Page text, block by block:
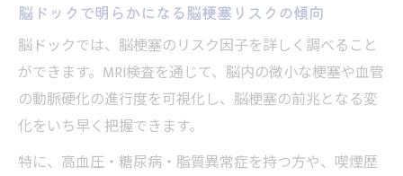
受診を迷う人へ脳ドック後悔しない判断法
脳ドックで後悔しないための判断基準を整
理
脳ドックを受けてよかったという実感を得
るには
脳ドック受診で後悔しないための情報収集
脳ドックで明らかになる脳梗塞リスクの傾向
脳ドックでは、脳梗塞のリスク因子を詳しく調べること
ができます。MRI検査を通じて、脳内の微小な梗塞や血管
の動脈硬化の進行度を可視化し、脳梗塞の前兆となる変
化をいち早く把握できます。
特に、高血圧・糖尿病・脂質異常症を持つ方や、喫煙歴